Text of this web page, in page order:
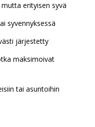
erityisen syvä
syvennyksessä
järjestetty
maksimoivat
tai asuntoihin